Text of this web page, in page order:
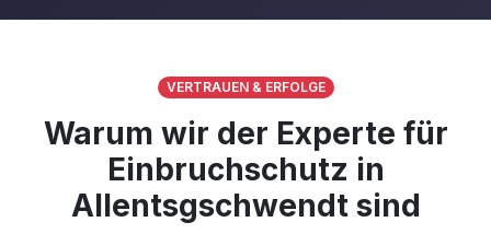
VERTRAUEN & ERFOLGE
Warum wir der Experte für
Einbruchschutz in
Allentsgschwendt sind